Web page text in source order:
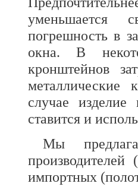
уменьшается
погрешность в
окна. В
кронштейнов
металлические
случае изделие
ставится и
Мы
импортных